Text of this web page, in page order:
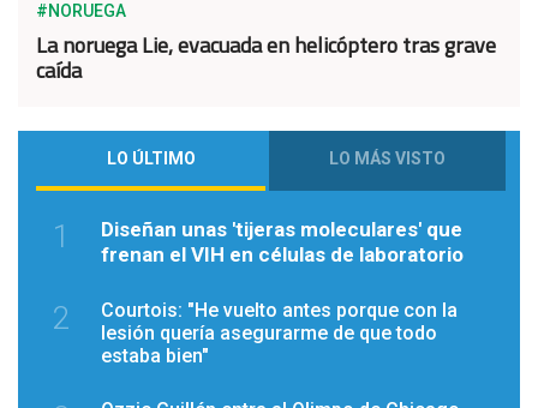
#NORUEGA
La noruega Lie, evacuada en helicóptero tras grave
caída
LO ÚLTIMO LO MÁS VISTO
1
Diseñan unas 'tijeras moleculares' que
frenan el VIH en células de laboratorio
2
Courtois: "He vuelto antes porque con la
lesión quería asegurarme de que todo
estaba bien"